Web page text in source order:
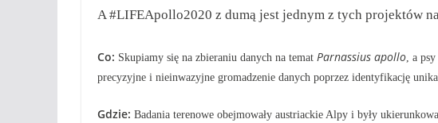
A #LIFEApollo2020 z dumą jest jednym z tych projektów
Co: Skupiamy się na zbieraniu danych na temat Parnassius apollo, a
precyzyjne i nieinwazyjne gromadzenie danych poprzez identyfikację
Gdzie: Badania terenowe obejmowały austriackie Alpy i były